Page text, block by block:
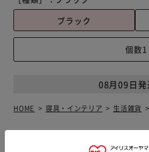
ブラック
08月09日発
HOME 寝具・インテリア 生活雑貨
仕様・サ